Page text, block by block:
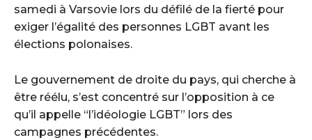
samedi à Varsovie lors du défilé de la fierté pour
exiger l’égalité des personnes LGBT avant les
élections polonaises.
Le gouvernement de droite du pays, qui cherche à
être réélu, s’est concentré sur l’opposition à ce
qu’il appelle “l’idéologie LGBT” lors des
campagnes précédentes.